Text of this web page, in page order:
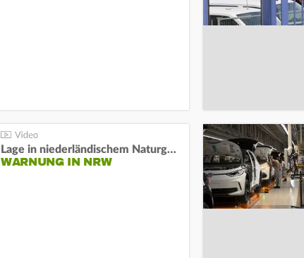
Lage in niederländischem Naturgebiet stabil
WARNUNG IN NRW